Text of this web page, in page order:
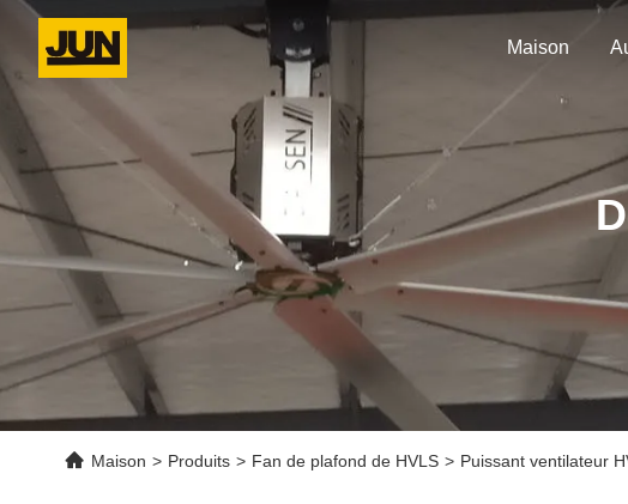
Maison
Maison > Produits > Fan de plafond de HVLS > Puissant ventilateur